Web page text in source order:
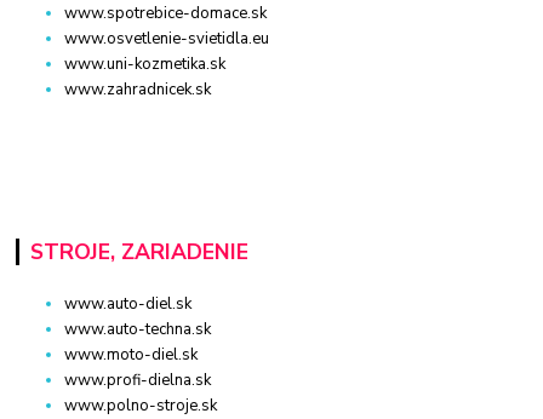
www.spotrebice-domace.sk
www.osvetlenie-svietidla.eu
www.uni-kozmetika.sk
www.zahradnicek.sk
STROJE, ZARIADENIE
www.auto-diel.sk
www.auto-techna.sk
www.moto-diel.sk
www.profi-dielna.sk
www.polno-stroje.sk